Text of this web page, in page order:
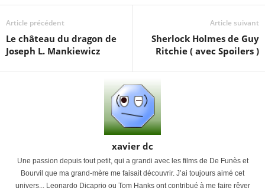
Article précédent
Le château du dragon de
Joseph L. Mankiewicz
Article suivant
Sherlock Holmes de Guy
Ritchie ( avec Spoilers )
xavier dc
Une passion depuis tout petit, qui a grandi avec les films de De Funès et
Bourvil que ma grand-mère me faisait découvrir. J’ai toujours aimé cet
univers... Leonardo Dicaprio ou Tom Hanks ont contribué à me faire rêver